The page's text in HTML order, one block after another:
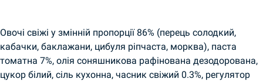
Овочі свіжі у змінній пропорції 86% (перець солодкий,
кабачки, баклажани, цибуля ріпчаста, морква), паста
томатна 7%, олія соняшникова рафінована дезодорована,
цукор білий, сіль кухонна, часник свіжий 0.3%, регулятор